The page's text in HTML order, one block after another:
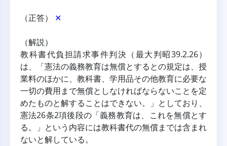
（正答） ✕
（解説）
教科書代負担請求事件判決（最大判昭39.2.26）
は、「憲法の義務教育は無償とするとの規定は、授
業料のほかに、教科書、学用品その他教育に必要な
一切の費用まで無償としなければならないことを定
めたものと解することはできない。」としており、
憲法26条2項後段の「義務教育は、これを無償とす
る。」という内容には教科書代の無償までは含まれ
ないと解している。